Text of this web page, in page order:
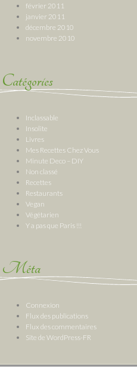
février 2011
janvier 2011
décembre 2010
novembre 2010
Catégories
Inclassable
Insolite
Livres
Mes Recettes Chez Vous
Minute Deco – DIY
Non classé
Recettes
Restaurants
Vegan
Végétarien
Y a pas que Paris !!!
Méta
Connexion
Flux des publications
Flux des commentaires
Site de WordPress-FR